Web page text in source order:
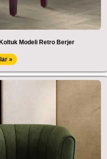
Modeli Retro Berjer
»